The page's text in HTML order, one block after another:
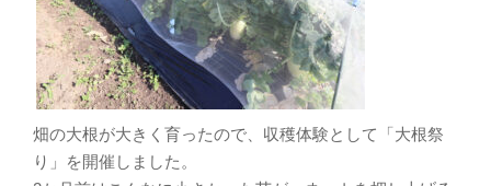
畑の大根が大きく育ったので、収穫体験として「大根祭
り」を開催しました。